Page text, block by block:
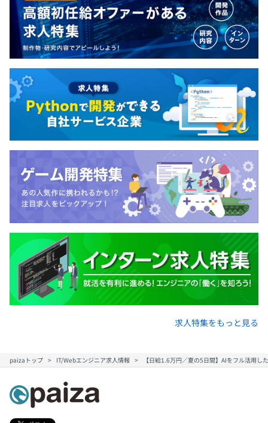
【開発環境】
■言語／フレームワーク：Ruby on Rails／React／
TypeScript／Go（チームにより異なります）
■インフラ：AWS
■AIツール：Claude Code
■開発環境：Docker（コンテナ化済みの環境を配布。
docker compose upで即座に起動）
■ソースコード管理：GitHub
■コミュニケーション：Slack／Notion
■開発プロセス：スクラム（1週間スプリント）
エンジニア：16.8%
プロジェクトマネージャー：1.9%
事業企画：3.9%
マーケティング：7.1%
営業：35.5%
カスタマーサクセス：16.8%
オペレーション：7.7%
経理・総務：5.8%
社長室・代表取締役：3.2%
各チームエンジニア3~4名、プロダクトマネージャー1
名、QA1名
求人特集をもっと見る
paizaトップ IT/Webエンジニア求人情報 【日給1.6万円／夏の5日間】AIをフル活用